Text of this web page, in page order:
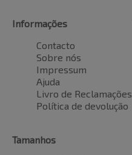
Informações
Contacto
Sobre nós
Impressum
Ajuda
Livro de Reclamações
Política de devolução
Tamanhos